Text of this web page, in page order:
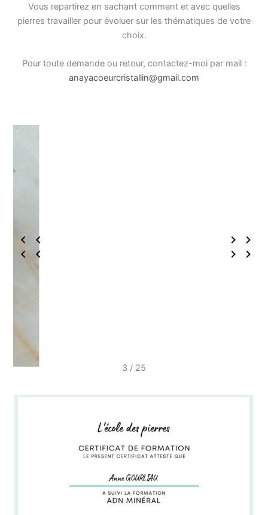
Vous repartirez en sachant comment et avec quelles
pierres travailler pour évoluer sur les thématiques de votre
choix.
Pour toute demande ou retour, contactez-moi par mail :
anayacoeurcristallin@gmail.com
3 / 25